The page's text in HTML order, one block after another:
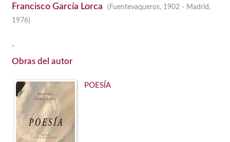
Francisco García Lorca
(Fuentevaqueros, 1902 - Madrid,
1976)
-
Obras del autor
POESÍA